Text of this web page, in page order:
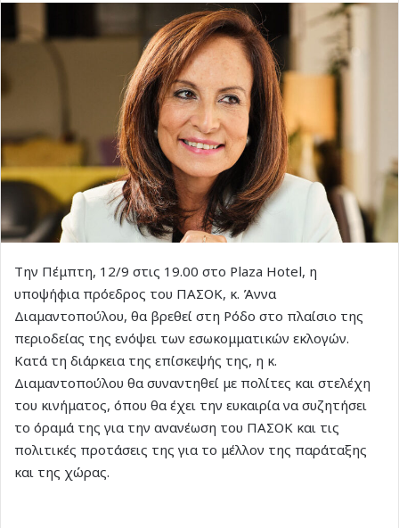
Την Πέμπτη, 12/9 στις 19.00 στο Plaza Hotel, η
υποψήφια πρόεδρος του ΠΑΣΟΚ, κ. Άννα
Διαμαντοπούλου, θα βρεθεί στη Ρόδο στο πλαίσιο της
περιοδείας της ενόψει των εσωκομματικών εκλογών.
Κατά τη διάρκεια της επίσκεψής της, η κ.
Διαμαντοπούλου θα συναντηθεί με πολίτες και στελέχη
του κινήματος, όπου θα έχει την ευκαιρία να συζητήσει
το όραμά της για την ανανέωση του ΠΑΣΟΚ και τις
πολιτικές προτάσεις της για το μέλλον της παράταξης
και της χώρας.